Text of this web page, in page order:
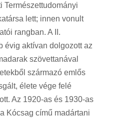
Természettudományi
lett; innen vonult
rangban. A II.
évig aktívan dolgozott az
szövettanával
származó emlős
élete vége felé
Az 1920-as és 1930-as
Kócsag című madártani